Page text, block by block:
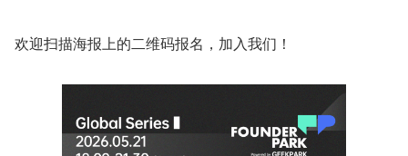
欢迎扫描海报上的二维码报名，加入我们！